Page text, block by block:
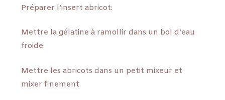
Préparer l’insert abricot:
Mettre la gélatine à ramollir dans un bol d’eau
froide.
Mettre les abricots dans un petit mixeur et
mixer finement.